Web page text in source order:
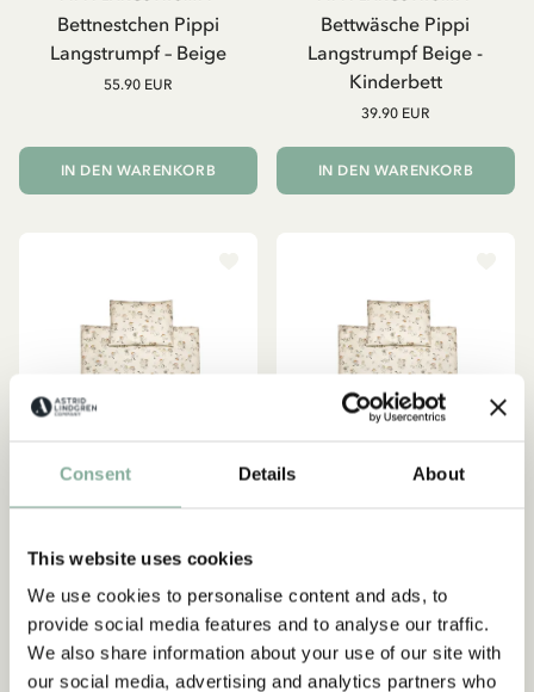
Consent Details About
This website uses cookies
We use cookies to personalise content and ads, to
provide social media features and to analyse our traffic.
We also share information about your use of our site with
our social media, advertising and analytics partners who
Bettnestchen Pippi
Langstrumpf – Beige
55.90 EUR
IN DEN WARENKORB
Bettwäsche Pippi
Langstrumpf Beige -
Kinderbett
39.90 EUR
IN DEN WARENKORB
Bettwäsche Pippi
Langstrumpf Beige –
Kinderwagen
PIPPI LANGSTRUMPF
Bettwäsche Pippi
Langstrumpf - Beige
PIPPI LANGSTRUMPF
56.90 EUR
Abonnieren Sie unseren
Newsletter und erhalten Sie 10
% Rabatt!
Werden Sie Abonnent des Astrid Lindgren Store
Newsletters und erhalten Sie exklusive